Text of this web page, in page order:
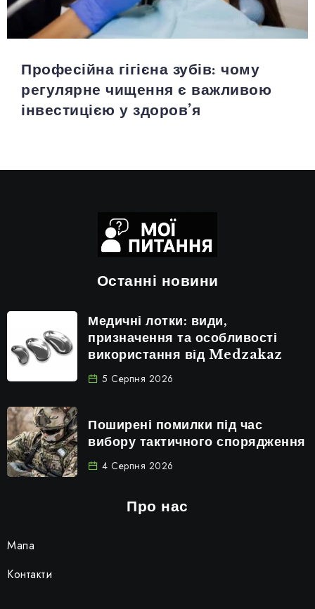
Професійна гігієна зубів: чому
регулярне чищення є важливою
інвестицією у здоров’я
Останні новини
Медичні лотки: види,
призначення та особливості
використання від Medzakaz
5 Серпня 2026
Поширені помилки під час
вибору тактичного спорядження
4 Серпня 2026
Про нас
Мапа
Контакти